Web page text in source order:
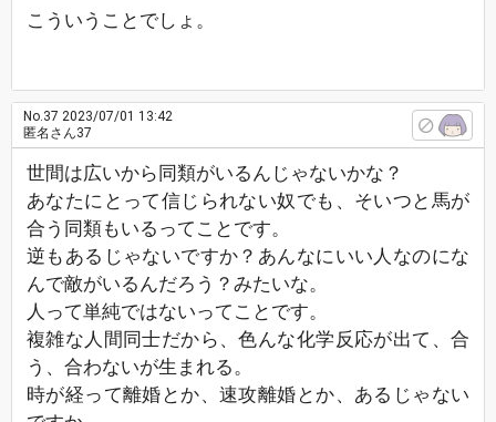
こういうことでしょ。
No.37 2023/07/01 13:42
匿名さん37
世間は広いから同類がいるんじゃないかな？
あなたにとって信じられない奴でも、そいつと馬が
合う同類もいるってことです。
逆もあるじゃないですか？あんなにいい人なのにな
んで敵がいるんだろう？みたいな。
人って単純ではないってことです。
複雑な人間同士だから、色んな化学反応が出て、合
う、合わないが生まれる。
時が経って離婚とか、速攻離婚とか、あるじゃない